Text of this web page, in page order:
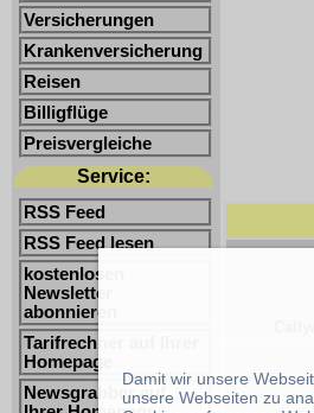
Versicherungen
Krankenversicherung
Reisen
Billigflüge
Preisvergleiche
Service:
RSS Feed
RSS Feed lesen
kostenlosen
Newsletter
abonnieren
Tarifrechner auf Ihrer
Homepage
Newsgrabber auf
Damit wir unsere
unsere Webseiten zu